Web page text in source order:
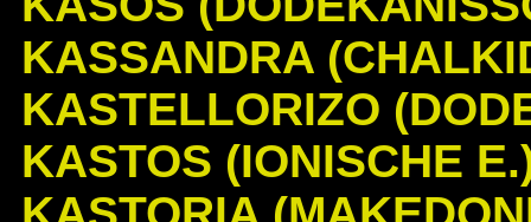
KASSANDRA
KASTELLORIZO
KASTOS (IONISCHE